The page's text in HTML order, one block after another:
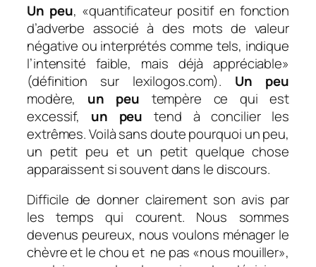
Un peu, «quantificateur positif en fonction
d’adverbe associé à des mots de valeur
négative ou interprétés comme tels, indique
l’intensité faible, mais déjà appréciable»
(définition sur lexilogos.com). Un peu
modère, un peu tempère ce qui est
excessif, un peu tend à concilier les
extrêmes. Voilà sans doute pourquoi un peu,
un petit peu et un petit quelque chose
apparaissent si souvent dans le discours.
Difficile de donner clairement son avis par
les temps qui courent. Nous sommes
devenus peureux, nous voulons ménager le
chèvre et le chou et ne pas «nous mouiller»,